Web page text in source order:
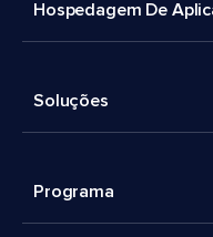
Hospedagem De
Soluções
Programa